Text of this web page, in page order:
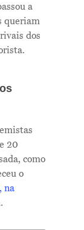
a
queriam
dos
20
como
o
na
?